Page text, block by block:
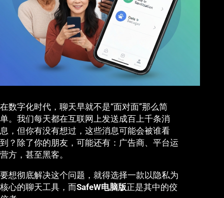
在数字化时代，聊天早就不是“面对面”那么简
单。我们每天都在互联网上发送成百上千条消
息，但你有没有想过，这些消息可能会被谁看
到？除了你的朋友，可能还有：广告商、平台运
营方，甚至黑客。
要想彻底解决这个问题，就得选择一款以隐私为
核心的聊天工具，而SafeW电脑版正是其中的佼